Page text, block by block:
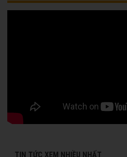
TIN TỨC XEM NHIỀU NHẤT